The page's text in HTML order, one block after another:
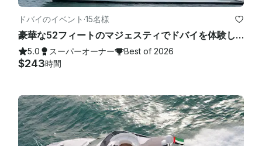
ドバイのイベント ·15名様
豪華な52フィートのマジェスティでドバイを体験してください
5.0 スーパーオーナー Best of 2026
$243時間